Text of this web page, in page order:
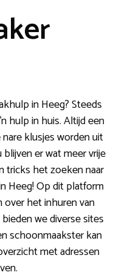
in Heeg? Steeds
hulp in huis. Altijd een
klusjes worden uit
er wat meer vrije
tricks het zoeken naar
Heeg! Op dit platform
over het inhuren van
we diverse sites
schoonmaakster kan
met adressen